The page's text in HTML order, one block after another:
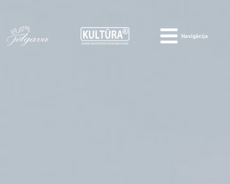
Navigācija